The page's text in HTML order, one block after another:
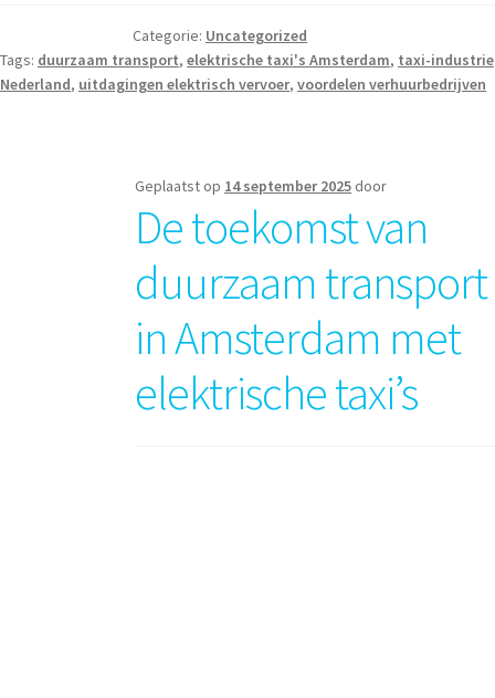
Categorie: Uncategorized
Tags: duurzaam transport, elektrische taxi's Amsterdam, taxi-industrie
Nederland, uitdagingen elektrisch vervoer, voordelen verhuurbedrijven
Geplaatst op 14 september 2025 door
De toekomst van
duurzaam transport
in Amsterdam met
elektrische taxi’s